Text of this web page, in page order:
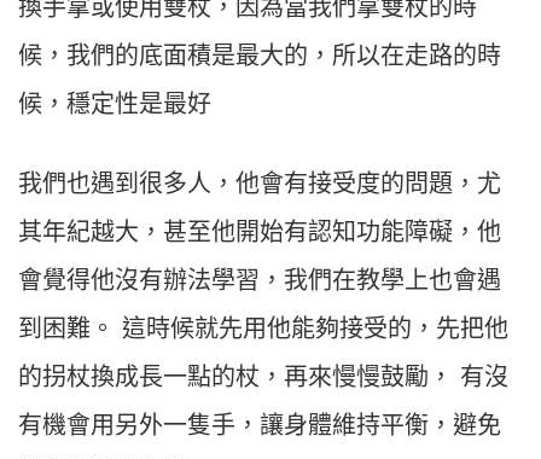
換手拿或使用雙杖，因為當我們拿雙杖的時
候，我們的底面積是最大的，所以在走路的時
候，穩定性是最好
我們也遇到很多人，他會有接受度的問題，尤
其年紀越大，甚至他開始有認知功能障礙，他
會覺得他沒有辦法學習，我們在教學上也會遇
到困難。 這時候就先用他能夠接受的，先把他
的拐杖換成長一點的杖，再來慢慢鼓勵， 有沒
有機會用另外一隻手，讓身體維持平衡，避免